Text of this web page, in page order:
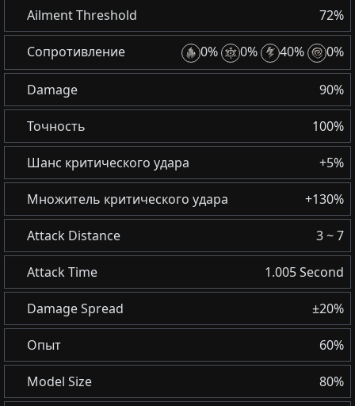
Ailment Threshold 72%
Сопротивление 0% 0% 40% 0%
Damage 90%
Точность 100%
Шанс критического удара +5%
Множитель критического удара +130%
Attack Distance 3 ~ 7
Attack Time 1.005 Second
Damage Spread ±20%
Опыт 60%
Model Size 80%